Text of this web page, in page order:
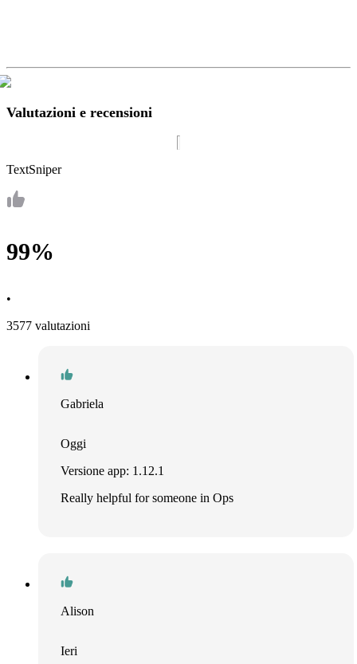
Valutazioni e recensioni
TextSniper
99%
•
3577 valutazioni
Gabriela
Oggi
Versione app: 1.12.1
Really helpful for someone in Ops
Alison
Ieri